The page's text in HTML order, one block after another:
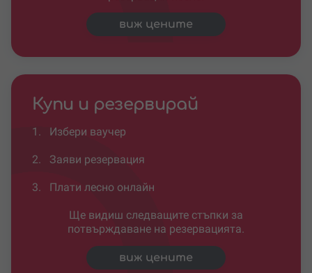
виж цените
Купи и резервирай
1. Избери ваучер
2. Заяви резервация
3. Плати лесно онлайн
Ще видиш следващите стъпки за
потвърждаване на резервацията.
виж цените